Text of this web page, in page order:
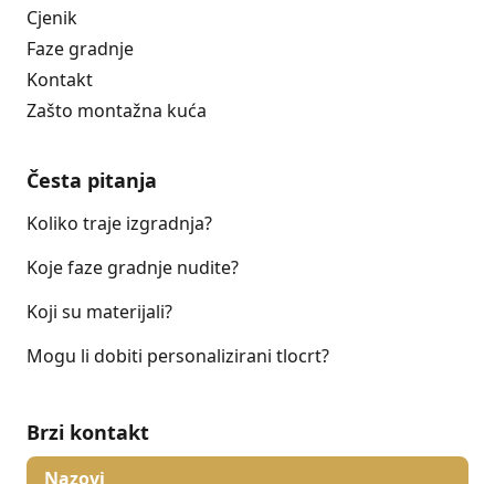
Cjenik
Faze gradnje
Kontakt
Zašto montažna kuća
Česta pitanja
Koliko traje izgradnja?
Koje faze gradnje nudite?
Koji su materijali?
Mogu li dobiti personalizirani tlocrt?
Brzi kontakt
Nazovi